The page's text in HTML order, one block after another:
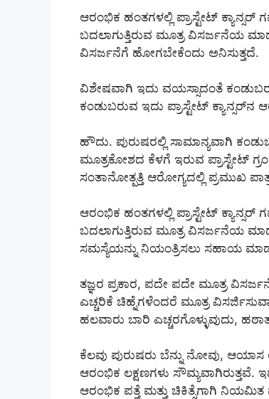
ಆರಂಭಿಕ ಹಂತಗಳಲ್ಲಿ ಪ್ರಾಸ್ಟೇಟ್
ಬದಲಾಗುತ್ತಿರುವ ಮೂತ್ರ ವಿಸರ್ಜನೆಯ
ವಿಸರ್ಜನೆಗೆ ಹೋಗಬೇಕೆಂದು ಅನಿಸುತ್ತದೆ.
ವಿಶೇಷವಾಗಿ ಇದು ವಯಸ್ಸಾದಂತೆ
ಕಂಡುಬರುವ ಇದು ಪ್ರಾಸ್ಟೇಟ್ ಕ್ಯಾನ್ಸರ್‌ನ
ಹೌದು. ಪುರುಷರಲ್ಲಿ ಸಾಮಾನ್ಯವಾಗಿ
ಮೂತ್ರಕೋಶದ ಕೆಳಗೆ ಇರುವ ಪ್ರಾಸ್ಟೇಟ್
ಸಂತಾನೋತ್ಪತ್ತಿ ಆರೋಗ್ಯದಲ್ಲಿ ಪ್ರಮುಖ
ಆರಂಭಿಕ ಹಂತಗಳಲ್ಲಿ ಪ್ರಾಸ್ಟೇಟ್
ಬದಲಾಗುತ್ತಿರುವ ಮೂತ್ರ ವಿಸರ್ಜನೆಯ
ಸಮಸ್ಯೆಯನ್ನು ನಿಯಂತ್ರಿಸಲು ಸಹಾಯ
ತಜ್ಞರ ಪ್ರಕಾರ, ಪದೇ ಪದೇ ಮೂತ್ರ
ಎಚ್ಚರಿಕೆ ಚಿಹ್ನೆಗಳೆಂದರೆ ಮೂತ್ರ
ಹಲವಾರು ಬಾರಿ ಎಚ್ಚರಗೊಳ್ಳುವುದು,
ಕೆಲವು ಪುರುಷರು ಬೆನ್ನು ನೋವು,
ಆರಂಭಿಕ ಲಕ್ಷಣಗಳು ಸೌಮ್ಯವಾಗಿರುತ್ತವೆ.
ಆರಂಭಿಕ ಪತ್ತೆ ಮತ್ತು ಚಿಕಿತ್ಸೆಗಾಗಿ ನಿಯಮಿತ